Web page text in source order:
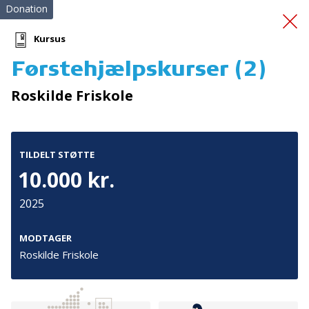
legevenligt
Donation
Kursus
Førstehjælpskurser (2)
Roskilde Friskole
TILDELT STØTTE
10.000 kr.
2025
MODTAGER
Roskilde Friskole
Tilmeld nyhedsbrev
De seneste nyheder om TrygFondens og TryghedsGruppens
aktiviteter direkte i din indbakke.